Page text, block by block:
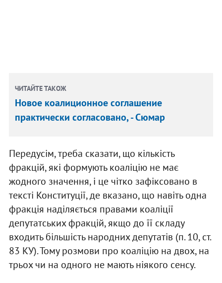
ЧИТАЙТЕ ТАКОЖ
Новое коалиционное соглашение
практически согласовано, - Сюмар
Передусім, треба сказати, що кількість
фракцій, які формують коаліцію не має
жодного значення, і це чітко зафіксовано в
тексті Конституції, де вказано, що навіть одна
фракція наділяється правами коаліції
депутатських фракцій, якщо до її складу
входить більшість народних депутатів (п. 10, ст.
83 КУ). Тому розмови про коаліцію на двох, на
трьох чи на одного не мають ніякого сенсу.